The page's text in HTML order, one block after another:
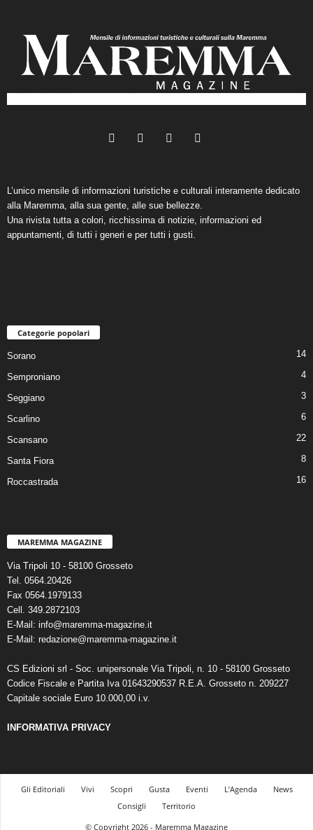
L’unico mensile di informazioni turistiche e culturali interamente dedicato
alla Maremma, alla sua gente, alle sue bellezze.
Una rivista tutta a colori, ricchissima di notizie, informazioni ed
appuntamenti, di tutti i generi e per tutti i gusti.
Categorie popolari
Sorano 14
Semproniano 4
Seggiano 3
Scarlino 6
Scansano 22
Santa Fiora 8
Roccastrada 16
MAREMMA MAGAZINE
Via Tripoli 10 - 58100 Grosseto
Tel. 0564.20426
Fax 0564.1979133
Cell. 349.2872103
E-Mail: info@maremma-magazine.it
E-Mail: redazione@maremma-magazine.it
CS Edizioni srl - Soc. unipersonale Via Tripoli, n. 10 - 58100 Grosseto
Codice Fiscale e Partita Iva 01643290537 R.E.A. Grosseto n. 209227
Capitale sociale Euro 10.000,00 i.v.
INFORMATIVA PRIVACY
Gli Editoriali Vivi Scopri Gusta Eventi L’Agenda
News
Consigli
Territorio
© Copyright 2026 - Maremma Magazine